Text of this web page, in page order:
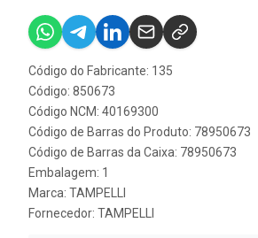
Código do Fabricante: 135
Código: 850673
Código NCM: 40169300
Código de Barras do Produto: 78950673
Código de Barras da Caixa: 78950673
Embalagem: 1
Marca: TAMPELLI
Fornecedor: TAMPELLI